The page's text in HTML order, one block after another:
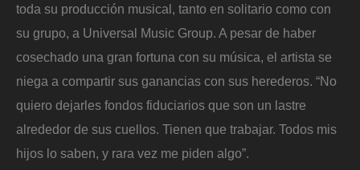
toda su producción musical, tanto en solitario como con
su grupo, a Universal Music Group. A pesar de haber
cosechado una gran fortuna con su música, el artista se
niega a compartir sus ganancias con sus herederos. “No
quiero dejarles fondos fiduciarios que son un lastre
alrededor de sus cuellos. Tienen que trabajar. Todos mis
hijos lo saben, y rara vez me piden algo”.